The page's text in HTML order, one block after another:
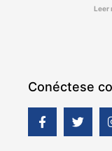
Leer
Conéctese